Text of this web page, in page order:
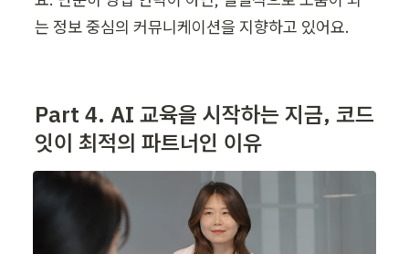
는 정보 중심의 커뮤니케이션을 지향하고 있어요.
Part 4. AI 교육을 시작하는 지금, 코드
잇이 최적의 파트너인 이유